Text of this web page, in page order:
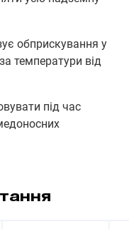
обприскування у
температури від
під час